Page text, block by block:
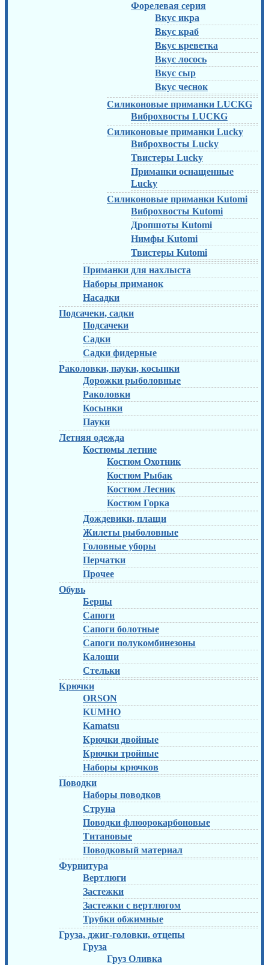
Форелевая серия
Вкус икра
Вкус краб
Вкус креветка
Вкус лосось
Вкус сыр
Вкус чеснок
Силиконовые приманки LUCKG
Виброхвосты LUCKG
Силиконовые приманки Lucky
Виброхвосты Lucky
Твистеры Lucky
Приманки оснащенные
Lucky
Силиконовые приманки Kutomi
Виброхвосты Kutomi
Дропшоты Kutomi
Нимфы Kutomi
Твистеры Kutomi
Приманки для нахлыста
Наборы приманок
Насадки
Подсачеки, садки
Подсачеки
Садки
Садки фидерные
Раколовки, пауки, косынки
Дорожки рыболовные
Раколовки
Косынки
Пауки
Летняя одежда
Костюмы летние
Костюм Охотник
Костюм Рыбак
Костюм Лесник
Костюм Горка
Дождевики, плащи
Жилеты рыболовные
Головные уборы
Перчатки
Прочее
Обувь
Берцы
Сапоги
Сапоги болотные
Сапоги полукомбинезоны
Калоши
Стельки
Крючки
ORSON
KUMHO
Kamatsu
Крючки двойные
Крючки тройные
Наборы крючков
Поводки
Наборы поводков
Струна
Поводки флюорокарбоновые
Титановые
Поводковый материал
Фурнитура
Вертлюги
Застежки
Застежки с вертлюгом
Трубки обжимные
Груза, джиг-головки, отцепы
Груза
Груз Оливка